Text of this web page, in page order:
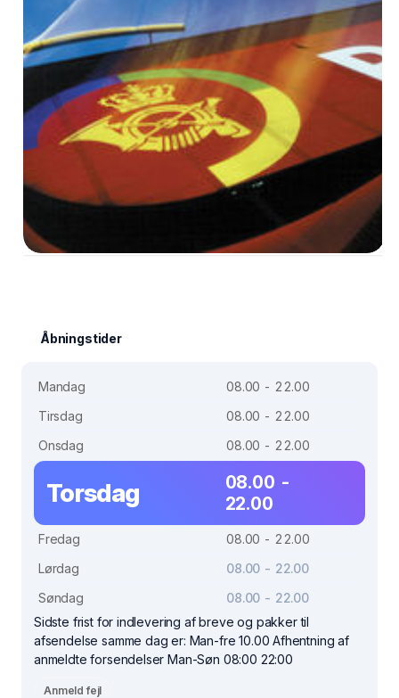
Åbningstider
Mandag
08.00 - 22.00
Tirsdag
08.00 - 22.00
Onsdag
08.00 - 22.00
Torsdag
08.00 -
22.00
Fredag
08.00 - 22.00
Lørdag
08.00 - 22.00
Søndag
08.00 - 22.00
Sidste frist for indlevering af breve og pakker til
afsendelse samme dag er: Man-fre 10.00 Afhentning af
anmeldte forsendelser Man-Søn 08:00 22:00
Anmeld fejl